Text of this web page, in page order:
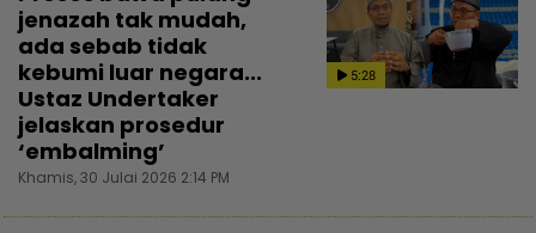
5:28
jenazah tak mudah,
ada sebab tidak
kebumi luar negara...
Ustaz Undertaker
jelaskan prosedur
‘embalming’
Khamis, 30 Julai 2026 2:14 PM